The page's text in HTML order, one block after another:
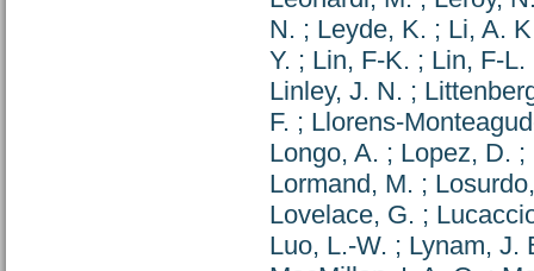
N. ; Leyde, K. ; Li, A.
Y. ; Lin, F-K. ; Lin, F-L.
Linley, J. N. ;
F. ; Llorens-
Longo, A. ; Lopez, D. ;
Lormand, M. ;
Lovelace, G. ;
Luo, L.-W. ; Lynam, J.